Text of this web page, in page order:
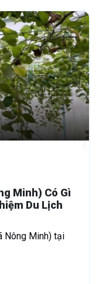
Minh) Có Gì
Du Lịch
Nông Minh) tại